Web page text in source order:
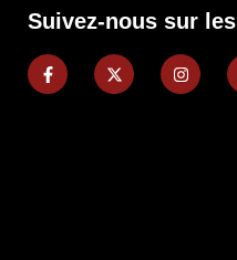
Suivez-nous sur